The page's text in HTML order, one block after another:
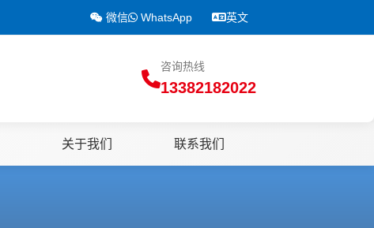
微信 WhatsApp 英文
咨询热线
13382182022
关于我们 联系我们